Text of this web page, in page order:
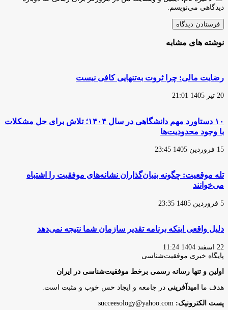
دیدگاهی می‌نویسم.
نوشته های مشابه
رضایت مالی: چرا ثروت به‌تنهایی کافی نیست
20 تیر 1405 21:01
۱۰ دستاورد مهم دانشگاهی در سال ۱۴۰۴؛ تلاش برای حل مشکلات
با وجود محدودیت‌ها
15 فروردین 1405 23:45
تله موقعیت: چگونه بنیان‌گذاران نشانه‌های موفقیت را اشتباه
می‌خوانند
5 فروردین 1405 23:35
دلیل واقعی اینکه برنامه تقدیر سازمان شما نتیجه نمی‌دهد
22 اسفند 1404 11:24
پایگاه‌ خبری موفقیت‌شناسی
اولین و تنها رسانه رسمی برخط موفقیت‌شناسی در ایران
هدف ما امیدآفرینی در جامعه و ایجاد حس خوب و مثبت است.
پست الکترونیک: